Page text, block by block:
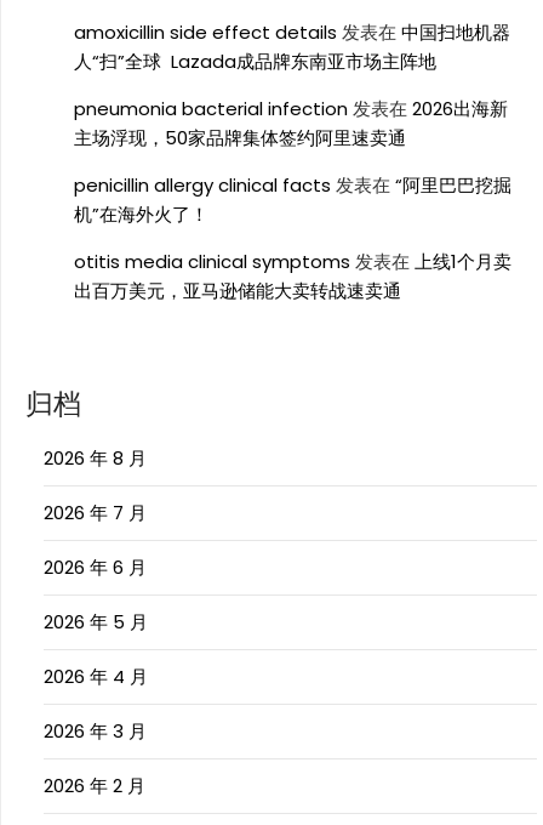
amoxicillin side effect details 发表在 中国扫地机器
人“扫”全球 Lazada成品牌东南亚市场主阵地
pneumonia bacterial infection发表在 2026出海新
主场浮现，50家品牌集体签约阿里速卖通
penicillin allergy clinical facts 发表在 “阿里巴巴挖掘
机”在海外火了！
otitis media clinical symptoms 发表在 上线1个月卖
出百万美元，亚马逊储能大卖转战速卖通
归档
2026 年 8 月
2026 年 7 月
2026 年 6 月
2026 年 5 月
2026 年 4 月
2026 年 3 月
2026 年 2 月